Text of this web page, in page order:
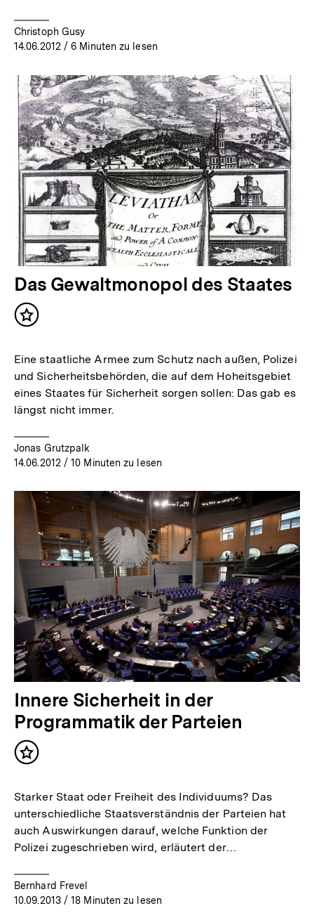
Christoph Gusy
14.06.2012/ 6 Minuten zu lesen
Das Gewaltmonopol des Staates
Inhalt
Eine staatliche Armee zum Schutz nach außen, Polizei
und Sicherheitsbehörden, die auf dem Hoheitsgebiet
eines Staates für Sicherheit sorgen sollen: Das gab es
längst nicht immer.
Jonas Grutzpalk
14.06.2012/ 10 Minuten zu lesen
Innere Sicherheit in der
Programmatik der Parteien
Inhalt
Starker Staat oder Freiheit des Individuums? Das
unterschiedliche Staatsverständnis der Parteien hat
auch Auswirkungen darauf, welche Funktion der
Polizei zugeschrieben wird, erläutert der…
Bernhard Frevel
10.09.2013/ 18 Minuten zu lesen